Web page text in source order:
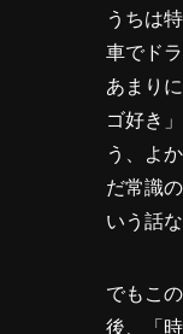
うちは
車でド
あまり
ゴ好き
う、よ
だ常識
いう話
でもこ
後、「